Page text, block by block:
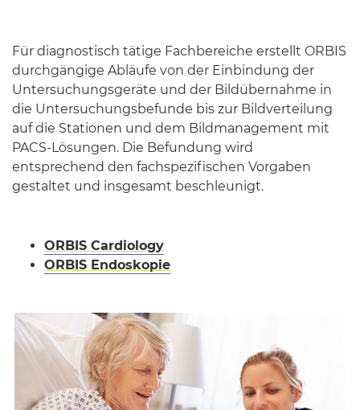
Für diagnostisch tätige Fachbereiche erstellt ORBIS
durchgängige Abläufe von der Einbindung der
Untersuchungsgeräte und der Bildübernahme in
die Untersuchungsbefunde bis zur Bildverteilung
auf die Stationen und dem Bildmanagement mit
PACS-Lösungen. Die Befundung wird
entsprechend den fachspezifischen Vorgaben
gestaltet und insgesamt beschleunigt.
ORBIS Cardiology
ORBIS Endoskopie